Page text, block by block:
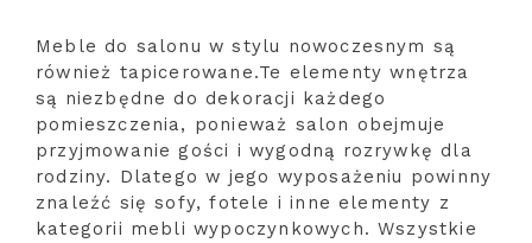
Meble do salonu w stylu nowoczesnym są
również tapicerowane.Te elementy wnętrza
są niezbędne do dekoracji każdego
pomieszczenia, ponieważ salon obejmuje
przyjmowanie gości i wygodną rozrywkę dla
rodziny. Dlatego w jego wyposażeniu powinny
znaleźć się sofy, fotele i inne elementy z
kategorii mebli wypoczynkowych. Wszystkie